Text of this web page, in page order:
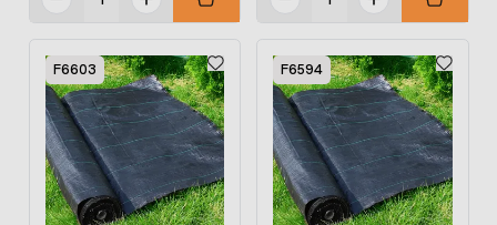
F6603 F6594